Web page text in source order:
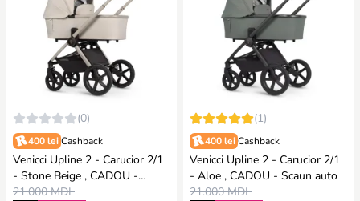
(0)
400 lei Cashback
Venicci Upline 2 - Carucior 2/1
- Stone Beige , CADOU -
Scaun auto
21.000 MDL
(1)
400 lei Cashback
Venicci Upline 2 - Carucior 2/1
- Aloe , CADOU - Scaun auto
21.000 MDL